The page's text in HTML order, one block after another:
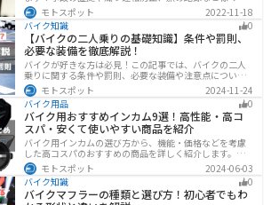
役に立つドライブコーダー、何を選べばいいか迷ってい
る方に特徴別にまとめました。
モトスポット
2022-11-18
バイク知識
0
【バイクの二人乗りの基礎知識】条件や罰則、
必要な装備を徹底解説！
バイクが好きな方は必見！この記事では、バイクの二人
乗りに関する条件や罰則、必要な装備や注意点について
解説しています。実はバイクの二人乗りを安全に楽しむ
ためには、条件やルールを知ることが大切です。この記
事を読めば、安全で快適なライディングを楽しめます。
モトスポット
2024-11-24
バイク用品
0
バイク用おすすめインカム9選！高性能・高コ
スパ・安くて使いやすい商品を紹介
バイク用インカムの選び方から、機能・価格などを考慮
した高コスパのおすすめの商品を詳しく紹介します。初
心者からベテランライダーまで、マスツーやソロツーに
適した最適なインカムを見つけるための参考にしてくだ
さい。
モトスポット
2024-06-03
バイク知識
0
バイクマフラーの種類と選び方！初心者でもわ